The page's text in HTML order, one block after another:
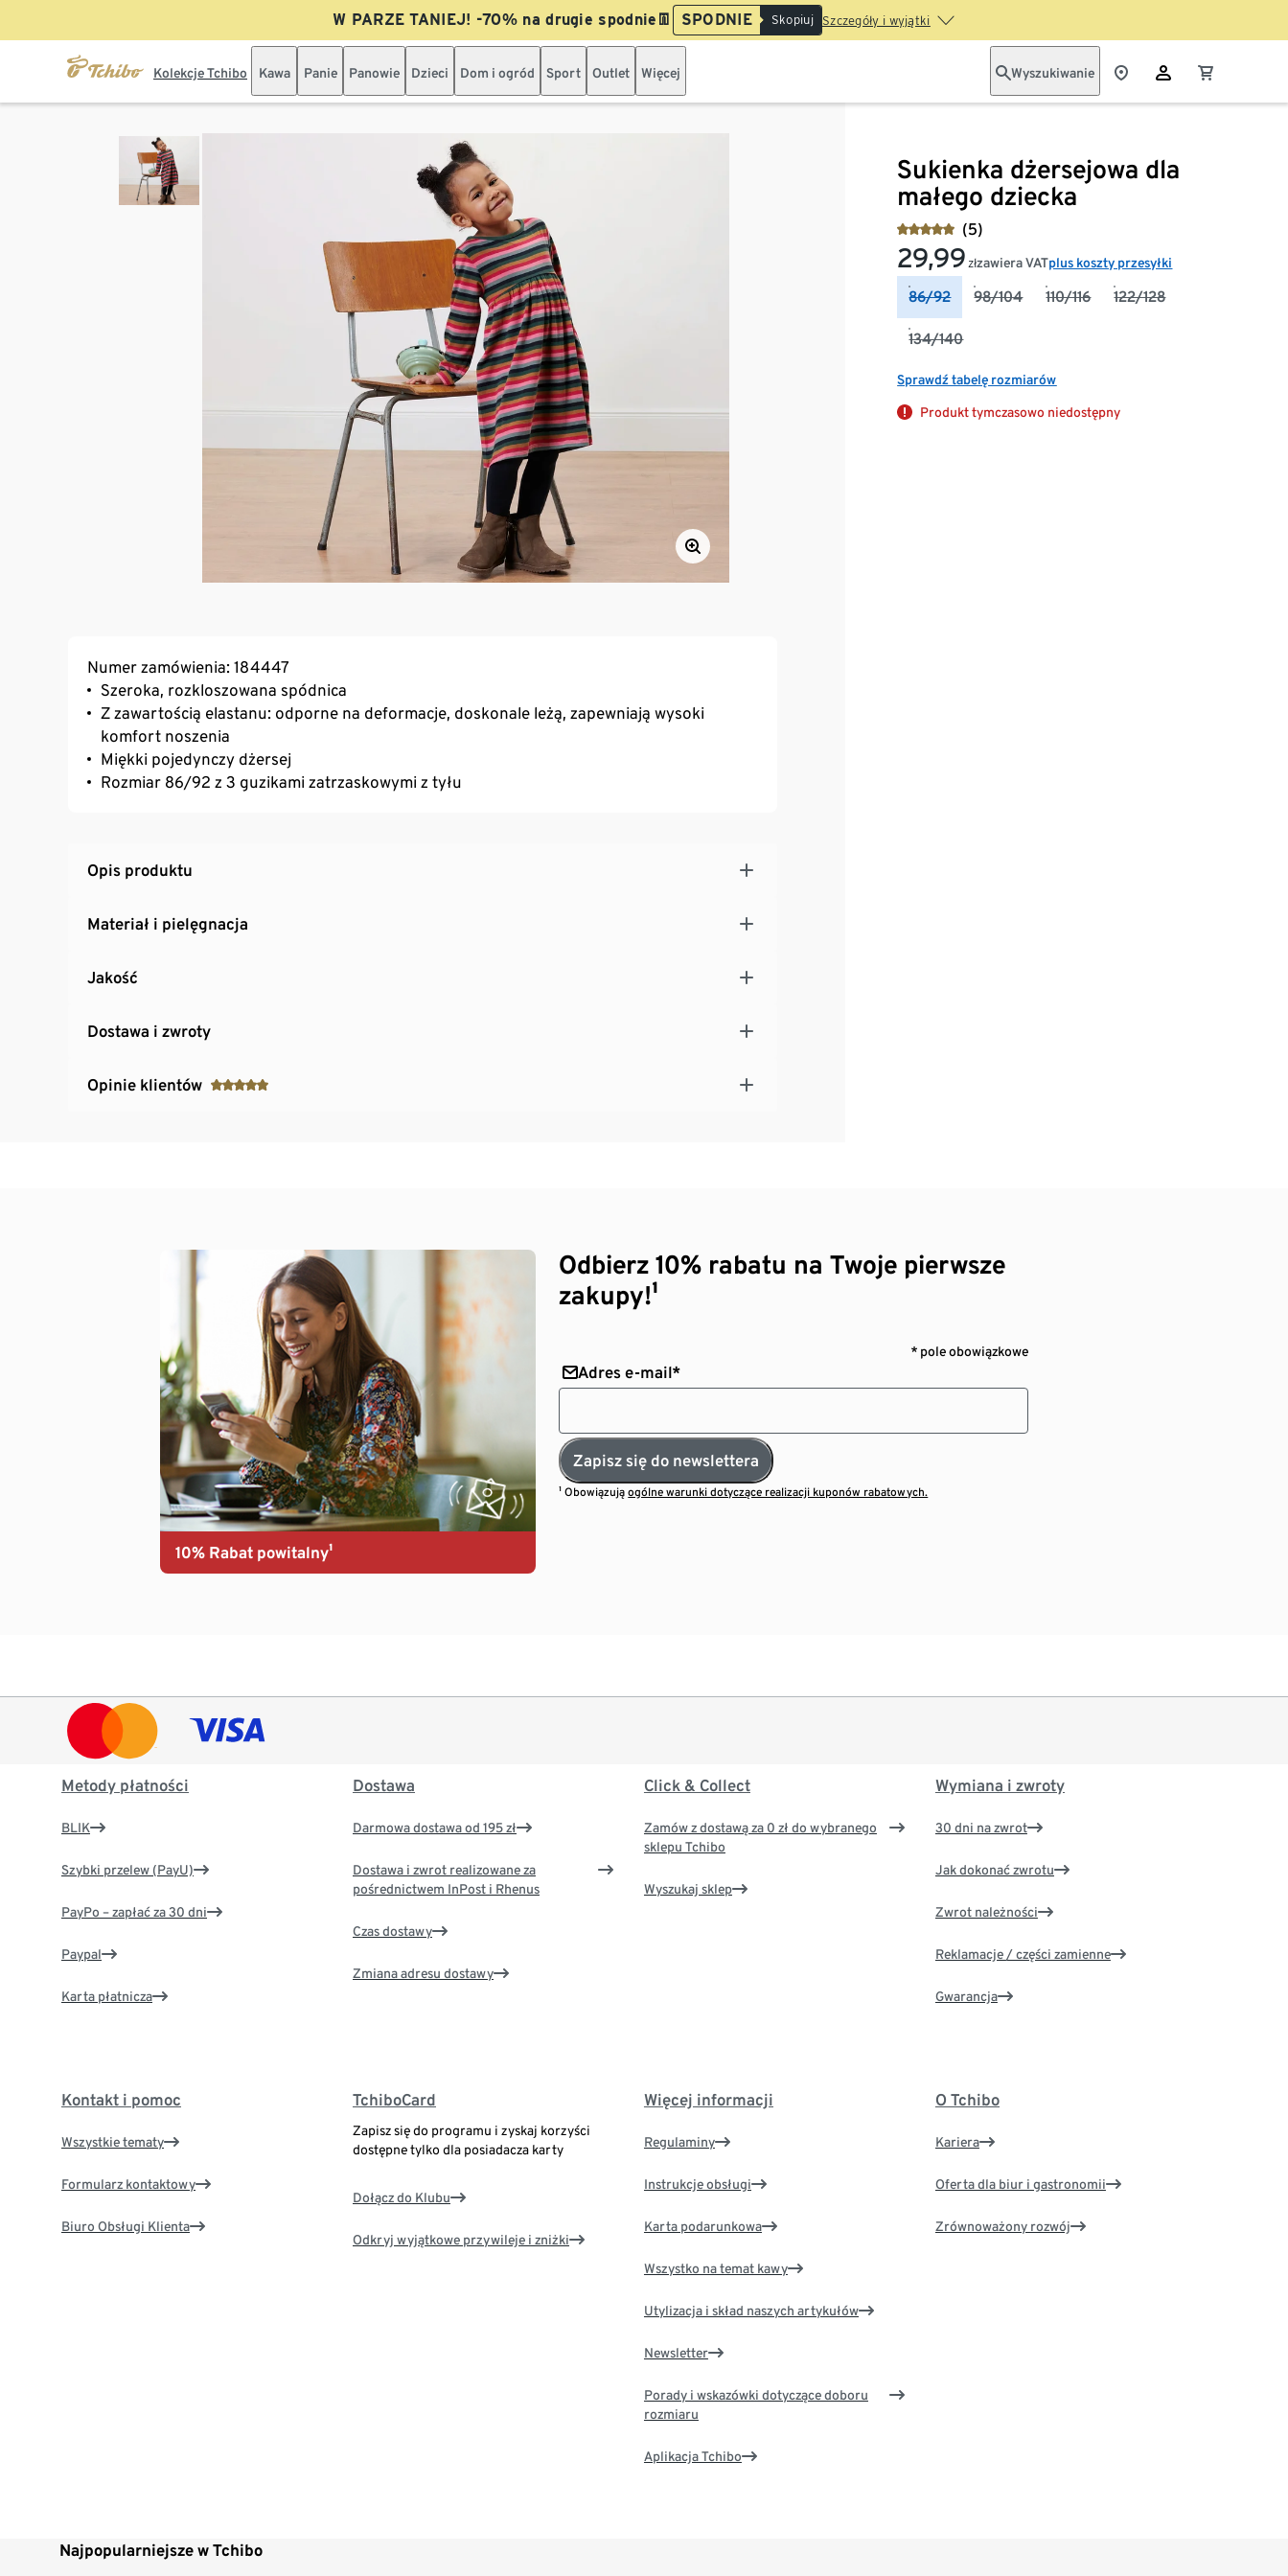
W PARZE TANIEJ! -70% na drugie spodnie👖 SPODNIE Skopiuj Szczegóły i wyjątki
Kolekcje Tchibo Kawa Panie Panowie Dzieci Dom i ogród Sport Outlet Więcej Wyszukiwanie
Sukienka dżersejowa dla
małego dziecka
(5)
29,99 złzawiera VATplus koszty przesyłki
86/92 98/104 110/116 122/128
134/140
Sprawdź tabelę rozmiarów
Produkt tymczasowo niedostępny
Numer zamówienia: 184447
Szeroka, rozkloszowana spódnica
Z zawartością elastanu: odporne na deformacje, doskonale leżą, zapewniają wysoki
komfort noszenia
Miękki pojedynczy dżersej
Rozmiar 86/92 z 3 guzikami zatrzaskowymi z tyłu
Opis produktu
Materiał i pielęgnacja
Jakość
Dostawa i zwroty
Opinie klientów
10% Rabat powitalny¹
Odbierz 10% rabatu na Twoje pierwsze
zakupy!¹
* pole obowiązkowe
Adres e-mail*
Zapisz się do newslettera
¹ Obowiązująogólne warunki dotyczące realizacji kuponów rabatowych.
Metody płatności
BLIK
Szybki przelew (PayU)
PayPo – zapłać za 30 dni
Paypal
Karta płatnicza
Dostawa
Darmowa dostawa od 195 zł
Dostawa i zwrot realizowane za
pośrednictwem InPost i Rhenus
Czas dostawy
Zmiana adresu dostawy
Click & Collect
Zamów z dostawą za 0 zł do wybranego
sklepu Tchibo
Wyszukaj sklep
Wymiana i zwroty
30 dni na zwrot
Jak dokonać zwrotu
Zwrot należności
Reklamacje / części zamienne
Gwarancja
Kontakt i pomoc
Wszystkie tematy
Formularz kontaktowy
Biuro Obsługi Klienta
TchiboCard
Zapisz się do programu i zyskaj korzyści
dostępne tylko dla posiadacza karty
Dołącz do Klubu
Odkryj wyjątkowe przywileje i zniżki
Więcej informacji
Regulaminy
Instrukcje obsługi
Karta podarunkowa
Wszystko na temat kawy
Utylizacja i skład naszych artykułów
Newsletter
Porady i wskazówki dotyczące doboru
rozmiaru
Aplikacja Tchibo
O Tchibo
Kariera
Oferta dla biur i gastronomii
Zrównoważony rozwój
Najpopularniejsze w Tchibo